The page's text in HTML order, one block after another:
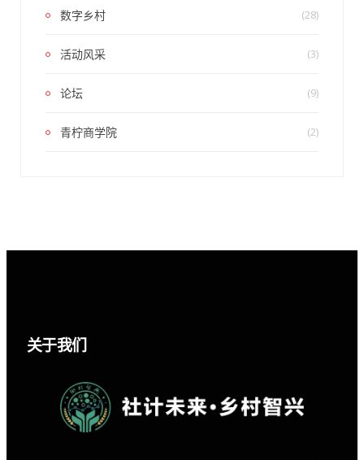
数字乡村 (28)
活动风采 (3)
论坛 (9)
青柠商学院 (2)
关于我们